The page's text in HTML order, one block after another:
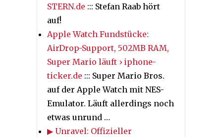
STERN.de ::: Stefan Raab hört
auf!
Apple Watch Fundstücke:
AirDrop-Support, 502MB RAM,
Super Mario läuft › iphone-
ticker.de ::: Super Mario Bros.
auf der Apple Watch mit NES-
Emulator. Läuft allerdings noch
etwas unrund …
▶ Unravel: Offizieller